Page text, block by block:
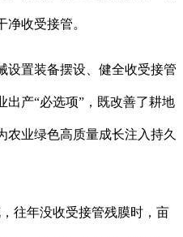
收受接管。
置装备摆设、健全收受接管
出产“必选项”，既改善了耕地
农业绿色高质量成长注入持久
年没收受接管残膜时，亩